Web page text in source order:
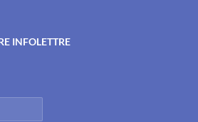
INFOLETTRE